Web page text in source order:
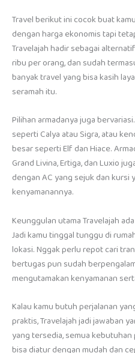
Travel berikut ini cocok buat
dengan harga ekonomis tapi
Travelajah hadir sebagai
ribu per orang, dan sudah
banyak travel yang bisa kasih
seramah itu.
Pilihan armadanya juga
seperti Calya atau Sigra, atau
besar seperti Elf dan Hiace.
Grand Livina, Ertiga, dan Luxio
dengan AC yang sejuk dan kursi
kenyamanannya.
Keunggulan utama Travelajah
Jadi kamu tinggal tunggu di
lokasi. Nggak perlu repot cari
bertugas pun sudah
mengutamakan kenyamanan
Kalau kamu butuh perjalanan
praktis, Travelajah jadi jawaban
yang tersedia, semua
bisa diatur dengan mudah dan